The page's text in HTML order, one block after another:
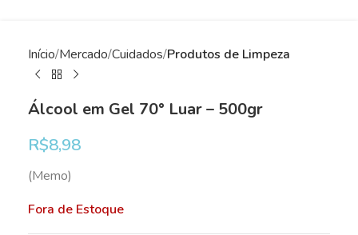
Início Mercado Cuidados Produtos de Limpeza
Álcool em Gel 70° Luar – 500gr
R$8,98
(Memo)
Fora de Estoque